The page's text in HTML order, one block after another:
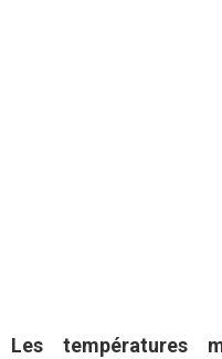
Les températures